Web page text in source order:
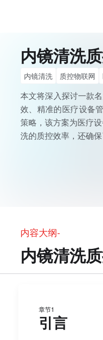
内镜清洗
内镜清洗 质控物联网
智能预警
本文将深入探讨一款
效、精准的医疗设备
策略，该方案为医疗
洗的质控效率，还确
内容大纲-
内镜清洗
章节1
引言